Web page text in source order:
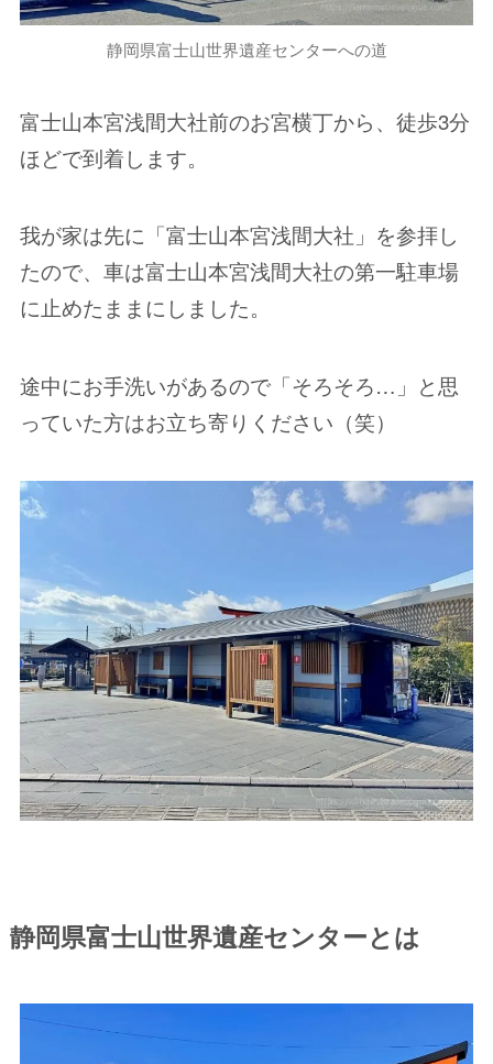
静岡県富士山世界遺産センターへの道
富士山本宮浅間大社前のお宮横丁から、徒歩3分
ほどで到着します。
我が家は先に「富士山本宮浅間大社」を参拝し
たので、車は富士山本宮浅間大社の第一駐車場
に止めたままにしました。
途中にお手洗いがあるので「そろそろ…」と思
っていた方はお立ち寄りください（笑）
静岡県富士山世界遺産センターとは